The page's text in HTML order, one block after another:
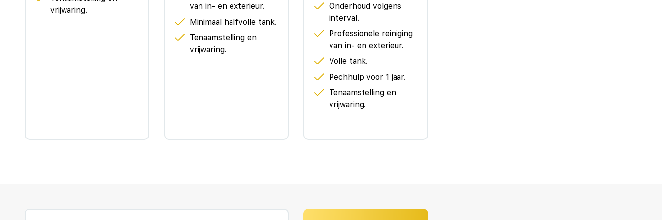
Als bestuurder van deze Volkswagen bent u nooit alleen. U wordt onderweg bijgestaan door technologische
hulpmiddelen die samen met u de weg in de gaten houden. Als het nodig is, grijpen ze zelfs in, door te
remmen of bij te sturen. U rijdt ook veiliger omdat deze auto voor u de verkeersborden langs de weg kan
lezen. De belangrijkste borden worden op uw instrumentarium geprojecteerd, zodat u ze niet kunt missen.
Veiligheid voor alles, ook als u rij- en routeinformatie wilt aflezen. De head-up display projecteert de
gegevens op de vooruit en u kunt gewoon voor u blijven kijken. De forward collision warning reduceert het
gevaar van een botsing met een voorligger significant. Met de vermoeidheidsassistent bent u ook op lange
ritten veilig op pad. Het systeem geeft een waarschuwing zodra het tijd is voor een pauze. Rijden-stilstaan,
rijden-stilstaan. Niks is irritanter en vermoeiender dan filerijden. Daar heeft deze Volkswagen Golf een
vrijwaring.
van in- en exterieur.
Minimaal halfvolle tank.
Tenaamstelling en
vrijwaring.
Onderhoud volgens
interval.
Professionele reiniging
van in- en exterieur.
Volle tank.
Pechhulp voor 1 jaar.
Tenaamstelling en
vrijwaring.